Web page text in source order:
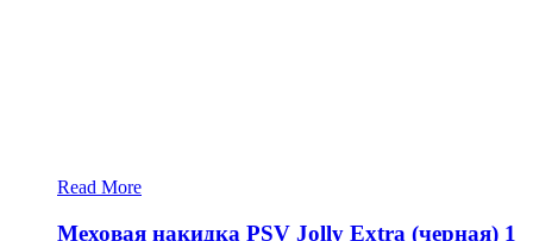
Read More
Меховая накидка PSV Jolly Extra (черная) 1